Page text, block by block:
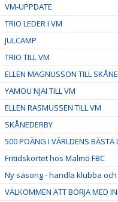
VM-UPPDATE
TRIO LEDER I VM
JULCAMP
TRIO TILL VM
ELLEN MAGNUSSON TILL
YAMOU NJAI TILL VM
ELLEN RASMUSSEN TILL VM
SKÅNEDERBY
500 POÄNG I VÄRLDENS BÄSTA
Fritidskortet hos Malmö FBC
Ny säsong - handla klubba
VÄLKOMMEN ATT BÖRJA MED